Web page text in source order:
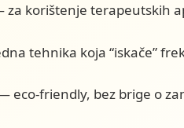
korištenje terapeutskih
tehnika koja “iskače”
eco-friendly, bez brige o